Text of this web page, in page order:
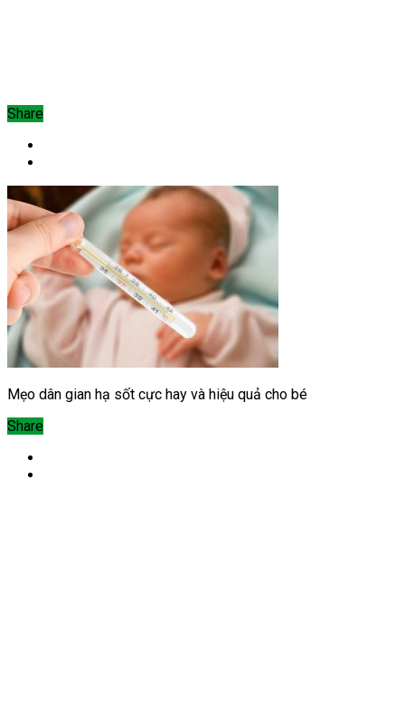
Share
Mẹo dân gian hạ sốt cực hay và hiệu quả cho bé
Share